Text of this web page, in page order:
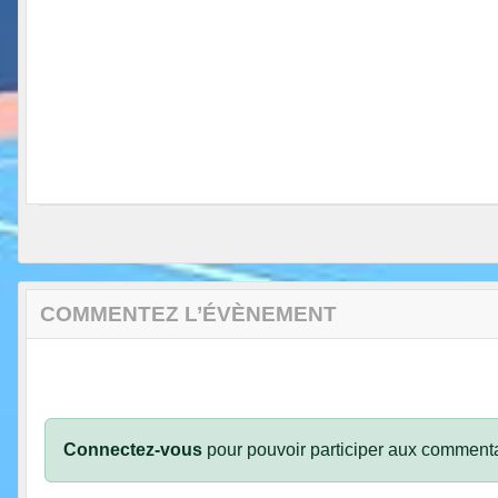
COMMENTEZ L’ÉVÈNEMENT
Connectez-vous pour pouvoir participer aux